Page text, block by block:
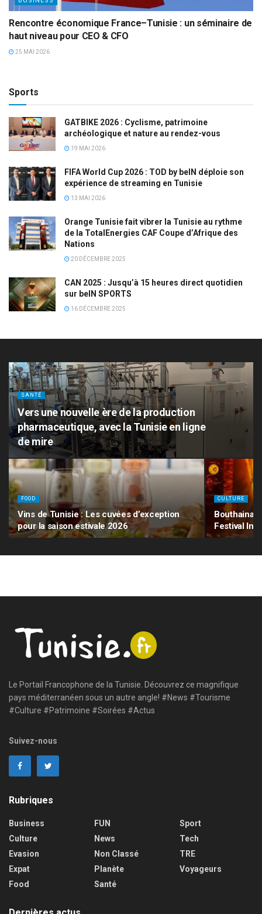
Rencontre économique France–Tunisie : un séminaire de
haut niveau pour CEO & CFO
25 MAI 2026
Sports
GATBIKE 2026 : Cyclisme, patrimoine
archéologique et nature au rendez-vous
19 MAI 2026
FIFA World Cup 2026 : TOD by beIN déploie son
expérience de streaming en Tunisie
13 MAI 2026
Orange Tunisie fait vibrer la Tunisie au rythme
de la TotalEnergies CAF Coupe d’Afrique des
Nations
20 DÉCEMBRE 2025
CAN 2025 : Jusqu’à 15 heures direct quotidien
sur beIN SPORTS
16 DÉCEMBRE 2025
SANTÉ
Vers une nouvelle ère de la production
pharmaceutique, avec la Tunisie en ligne
de mire
FOOD
Vins de Tunisie : Les cuvées d’exception
pour la saison estivale 2026
CULTURE
Bouthaina
Festival
Le Portail Francophone de la Tunisie. Découvrez ce magnifique
pays méditerranéen sous un autre angle! #News #Tourisme
#Culture #Patrimoine #Soirées #Actus
Suivez-nous
Rubriques
Business
Culture
Evasion
Expat
Food
FUN
News
Non Classé
Planète
Santé
Sport
Tech
TRE
Voyageurs